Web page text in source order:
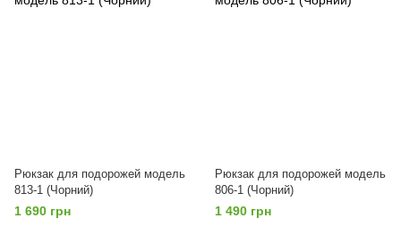
Рюкзак для подорожей модель
813-1 (Чорний)
1 690 грн
Рюкзак для подорожей модель
806-1 (Чорний)
1 490 грн